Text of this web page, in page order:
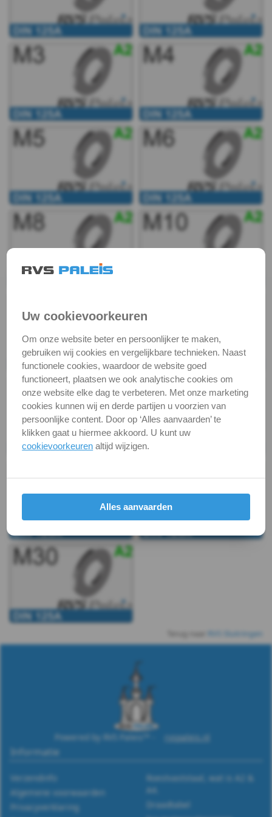
A2
DIN
A2
m2
DIN
125A
-
A2
m2,5
DIN
125A
-
A2
m3
DIN
125A
-
A2
-
m4
A2
-
m5
RVS Sluitringen
Powered by RVS Paleis™ - rvspaleis.nl
Informatie
Verzendinfo
Algemene voorwaarden
Privacyverklaring
Roestvaststaal, wat is A2 &
A4.
Draadtabel
Uw cookievoorkeuren
Om onze website beter en persoonlijker te maken,
gebruiken wij cookies en vergelijkbare technieken. Naast
functionele cookies, waardoor de website goed
functioneert, plaatsen we ook analytische cookies om
onze website elke dag te verbeteren. Met onze marketing
cookies kunnen wij en derde partijen u voorzien van
persoonlijke content. Door op ‘Alles aanvaarden’ te
klikken gaat u hiermee akkoord. U kunt uw
cookievoorkeuren altijd wijzigen.
Alles aanvaarden